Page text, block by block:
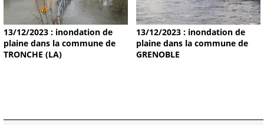
13/12/2023 : inondation de
plaine dans la commune de
TRONCHE (LA)
13/12/2023 : inondation de
plaine dans la commune de
GRENOBLE